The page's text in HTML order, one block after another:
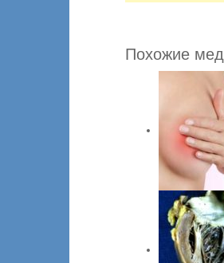
Похожие